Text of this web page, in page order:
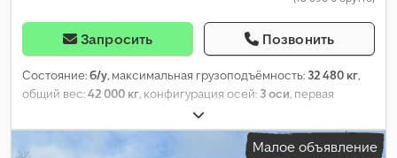
Запросить Позвонить
Состояние:б/у, максимальная грузоподъёмность: 32 480 кг,
общий вес:42 000 кг, конфигурация осей: 3 оси, первая
, следующая проверка (TÜV):
общая длина:14 100 мм, общая ширина:2 600 мм, общая
высота:4 000 мм, Год выпуска: Малое объявление